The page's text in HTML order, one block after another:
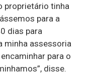
proprietário tinha
para a
dias para
minha assessoria
para o
disse.